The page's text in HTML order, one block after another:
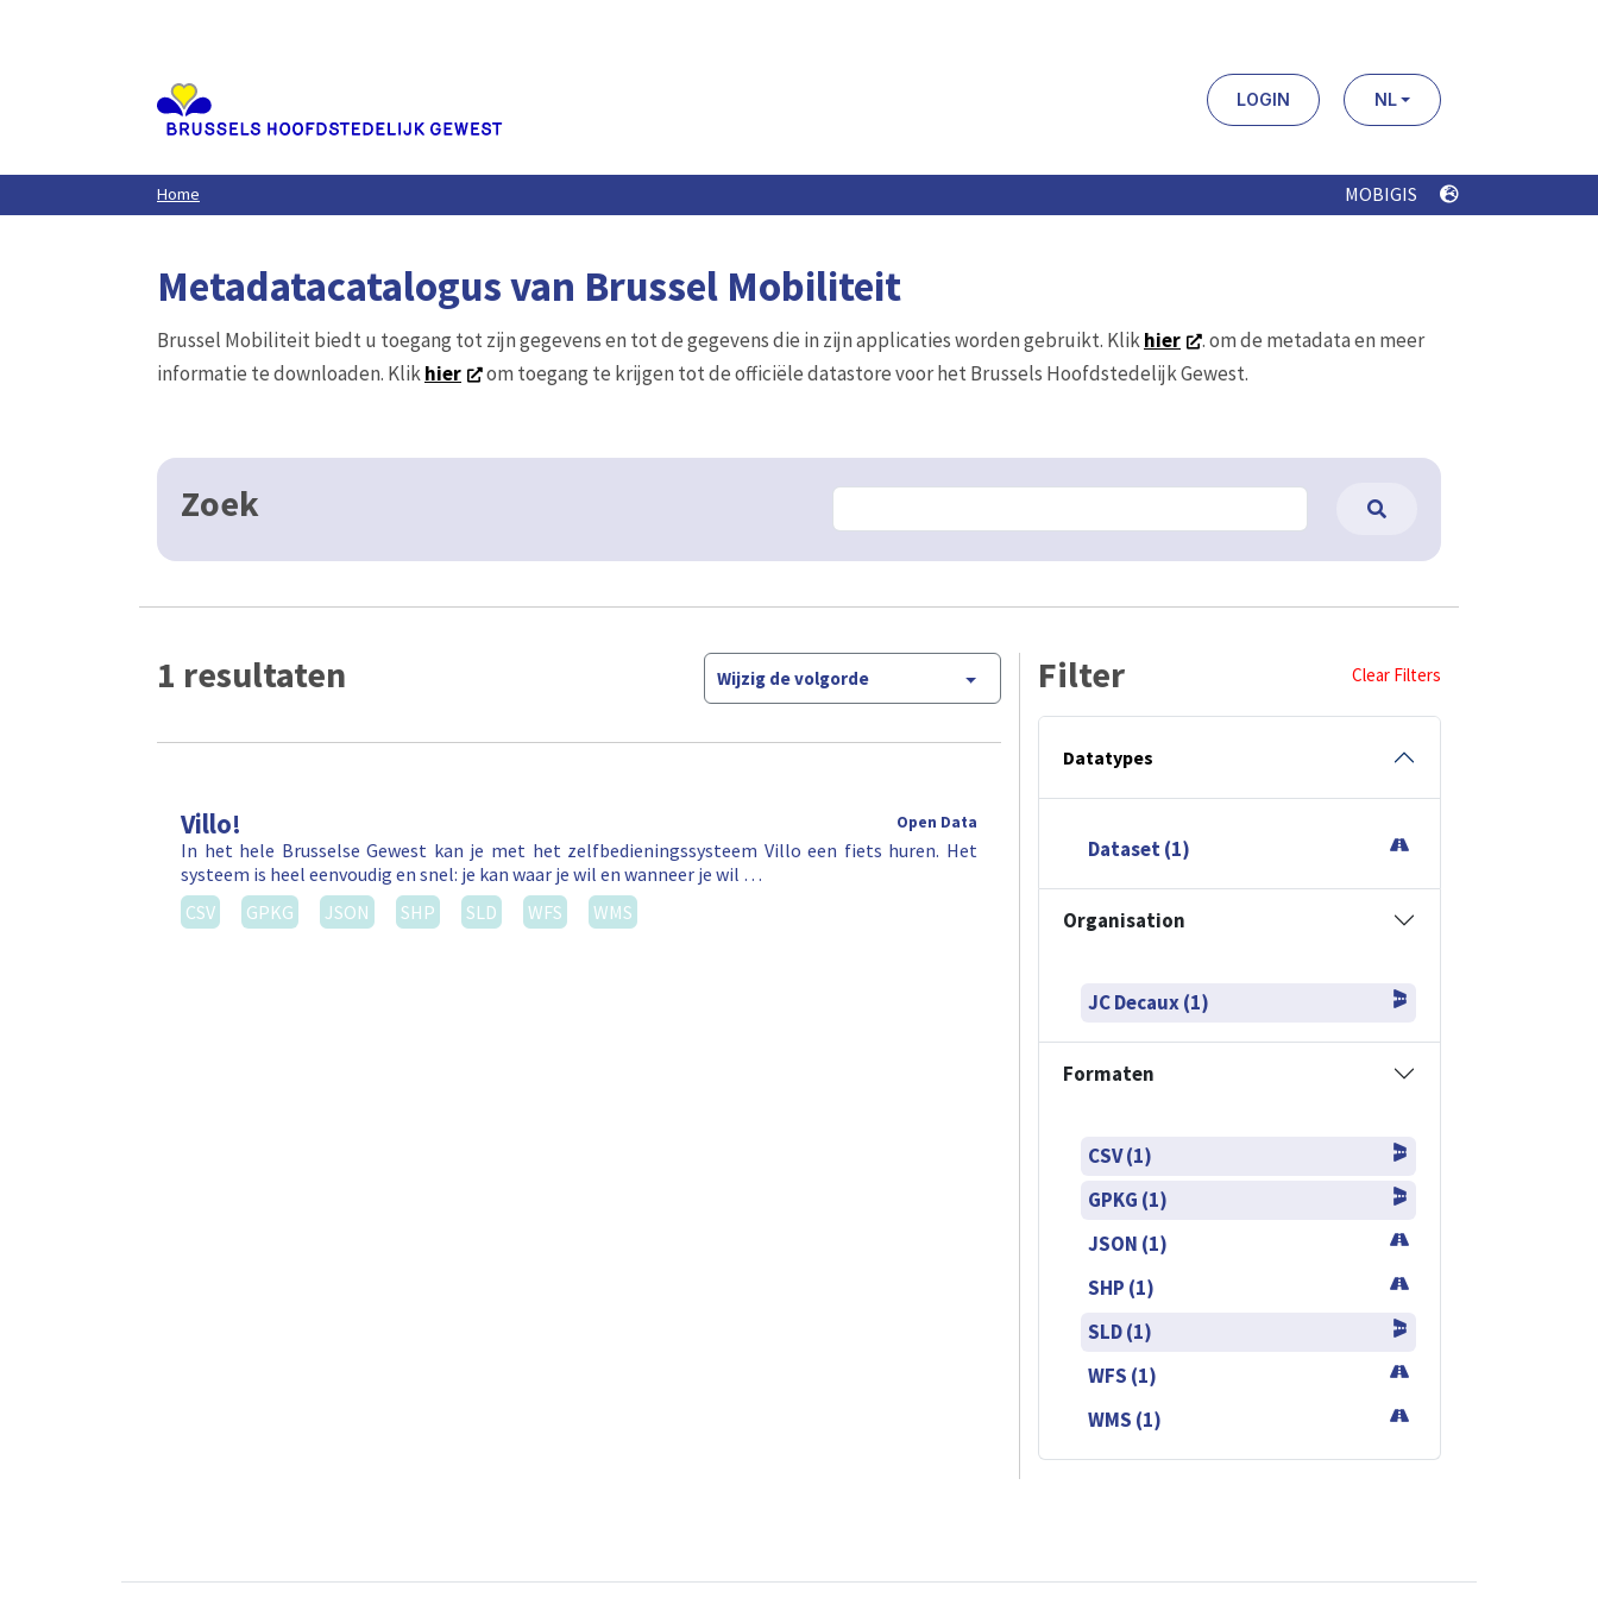
LOGIN NL
Home MOBIGIS
Metadatacatalogus van Brussel Mobiliteit
Brussel Mobiliteit biedt u toegang tot zijn gegevens en tot de gegevens die in zijn applicaties worden gebruikt. Klikhier
. om de metadata en meer
informatie te downloaden. Klikhier om toegang te krijgen tot de officiële datastore voor het Brussels Hoofdstedelijk Gewest.
Zoek
1 resultaten Wijzig de volgorde
Villo! Open Data
In het hele Brusselse Gewest kan je met het zelfbedieningssysteem Villo een fiets huren. Het
systeem is heel eenvoudig en snel: je kan waar je wil en wanneer je wil …
CSV
GPKG JSON SHP SLD WFS WMS
Filter Clear Filters
Datatypes
Dataset (1)
Organisation
JC Decaux (1)
Formaten
CSV (1)
GPKG (1)
JSON (1)
SHP (1)
SLD (1)
WFS (1)
WMS (1)